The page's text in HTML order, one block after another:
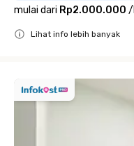
mulai dari Rp2.000.000 /
Lihat info lebih banyak